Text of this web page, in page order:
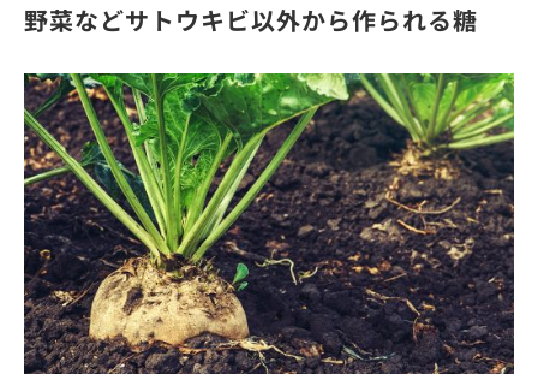
野菜などサトウキビ以外から作られる糖